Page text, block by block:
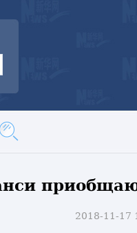
2018-11-17